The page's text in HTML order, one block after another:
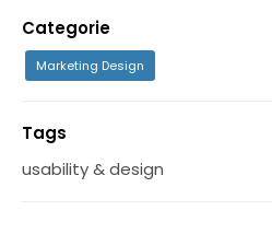
Categorie
Marketing Design
Tags
usability & design